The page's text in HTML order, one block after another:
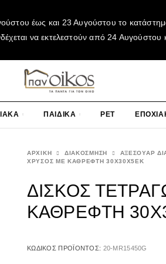
έως και 23 Αυγούστου το
να εκτελεστούν από 24 Αυγούστου
ΠΑΙΔΙΚΑ PET
ΑΡΧΙΚΉ ΔΙΑΚΟΣΜΗΣΗ ΑΞΕΣΟΥΑΡ
ΧΡΥΣΟΣ ΜΕ ΚΑΘΡΕΦΤΗ 30Χ30Χ5ΕΚ
ΔΙΣΚΟΣ
ΚΑΘΡΕΦΤΗ
ΚΩΔΙΚΌΣ ΠΡΟΪΌΝΤΟΣ: 20-MR15450G